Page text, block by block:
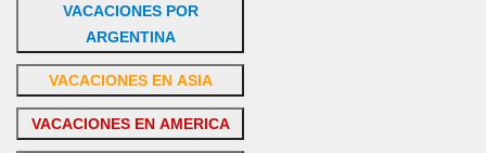
VACACIONES POR
ARGENTINA
VACACIONES EN ASIA
VACACIONES EN AMERICA